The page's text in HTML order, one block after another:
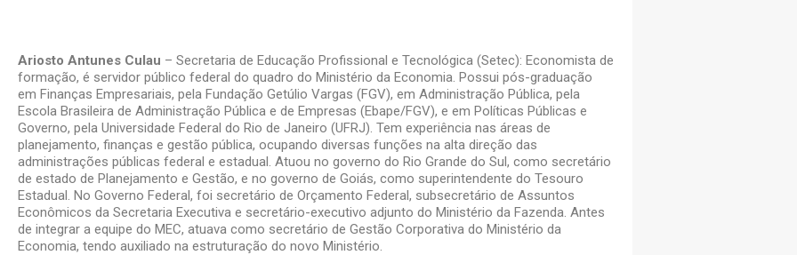
Ariosto Antunes Culau – Secretaria de Educação Profissional e Tecnológica (Setec): Economista de
formação, é servidor público federal do quadro do Ministério da Economia. Possui pós-graduação
em Finanças Empresariais, pela Fundação Getúlio Vargas (FGV), em Administração Pública, pela
Escola Brasileira de Administração Pública e de Empresas (Ebape/FGV), e em Políticas Públicas e
Governo, pela Universidade Federal do Rio de Janeiro (UFRJ). Tem experiência nas áreas de
planejamento, finanças e gestão pública, ocupando diversas funções na alta direção das
administrações públicas federal e estadual. Atuou no governo do Rio Grande do Sul, como secretário
de estado de Planejamento e Gestão, e no governo de Goiás, como superintendente do Tesouro
Estadual. No Governo Federal, foi secretário de Orçamento Federal, subsecretário de Assuntos
Econômicos da Secretaria Executiva e secretário-executivo adjunto do Ministério da Fazenda. Antes
de integrar a equipe do MEC, atuava como secretário de Gestão Corporativa do Ministério da
Economia, tendo auxiliado na estruturação do novo Ministério.